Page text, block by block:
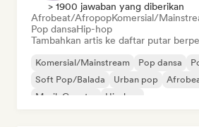
> 1900 jawaban yang diberikan
Afrobeat/AfropopKomersial/
Pop dansaHip-hop
Tambahkan artis ke daftar putar
Komersial/Mainstream Pop dansa
Soft Pop/Balada
Urban pop
Musik Country
Hip-hop